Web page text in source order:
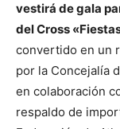
vestirá de gala
del Cross
convertido en un
por la Concejalía
en colaboración
respaldo de